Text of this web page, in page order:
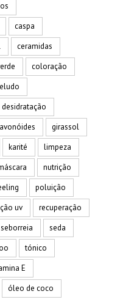
caspa
ceramidas
coloração
desidratação
girassol
karité
limpeza
nutrição
poluição
uv
recuperação
seborreia
seda
tónico
E
óleo de coco